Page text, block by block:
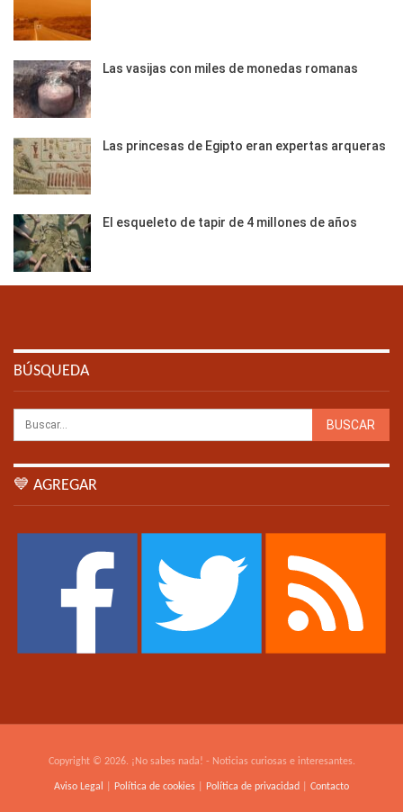
Las vasijas con miles de monedas romanas
Las princesas de Egipto eran expertas arqueras
El esqueleto de tapir de 4 millones de años
BÚSQUEDA
💙 AGREGAR
Copyright © 2026. ¡No sabes nada! - Noticias curiosas e interesantes.
Aviso Legal Política de cookies Política de privacidad Contacto